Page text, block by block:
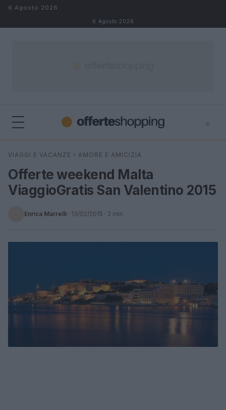
Salta al contenuto
6 Agosto 2026
6 Agosto 2026
⌕
Cerca
VIAGGI E VACANZE › AMORE E AMICIZIA
Offerte weekend Malta
ViaggioGratis San Valentino 2015
Enrica Marrelli · 13/02/2015 · 2 min